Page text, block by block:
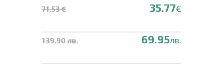
71.53 € 35.77€
139.90 лв. 69.95лв.